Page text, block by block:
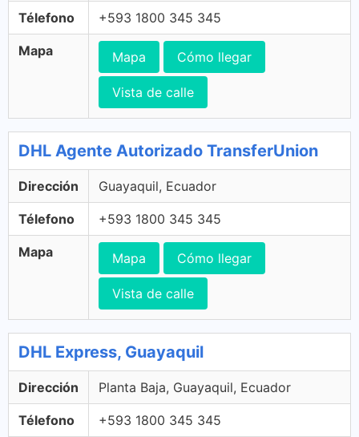
Télefono +593 1800 345 345
Mapa Mapa Cómo llegar
Vista de calle
DHL Agente Autorizado TransferUnion
Dirección Guayaquil, Ecuador
Télefono +593 1800 345 345
Mapa Mapa Cómo llegar
Vista de calle
DHL Express, Guayaquil
Dirección Planta Baja, Guayaquil, Ecuador
Télefono +593 1800 345 345